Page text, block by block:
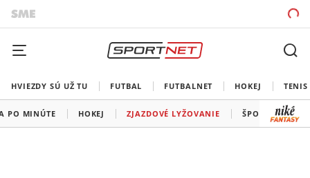
HVIEZDY SÚ UŽ TU FUTBAL FUTBALNET HOKEJ TENIS
PO MINÚTE HOKEJ ZJAZDOVÉ LYŽOVANIE ŠPORTY